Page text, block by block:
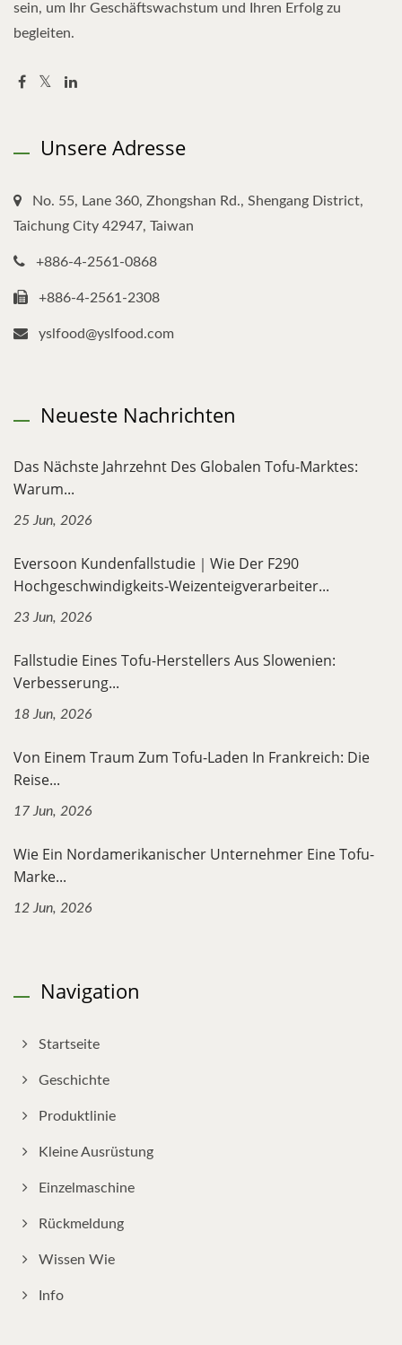
sein, um Ihr Geschäftswachstum und Ihren Erfolg zu
begleiten.
Unsere Adresse
No. 55, Lane 360, Zhongshan Rd., Shengang District,
Taichung City 42947, Taiwan
+886-4-2561-0868
+886-4-2561-2308
yslfood@yslfood.com
Neueste Nachrichten
Das Nächste Jahrzehnt Des Globalen Tofu-Marktes:
Warum...
25 Jun, 2026
Eversoon Kundenfallstudie｜Wie Der F290
Hochgeschwindigkeits-Weizenteigverarbeiter...
23 Jun, 2026
Fallstudie Eines Tofu-Herstellers Aus Slowenien:
Verbesserung...
18 Jun, 2026
Von Einem Traum Zum Tofu-Laden In Frankreich: Die
Reise...
17 Jun, 2026
Wie Ein Nordamerikanischer Unternehmer Eine Tofu-
Marke...
12 Jun, 2026
Navigation
Startseite
Geschichte
Produktlinie
Kleine Ausrüstung
Einzelmaschine
Rückmeldung
Wissen Wie
Info